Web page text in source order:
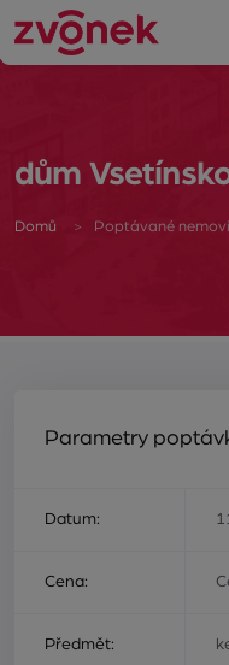
dům
Domů Poptávané
Parametry
Datum:
Cena:
Předmět: